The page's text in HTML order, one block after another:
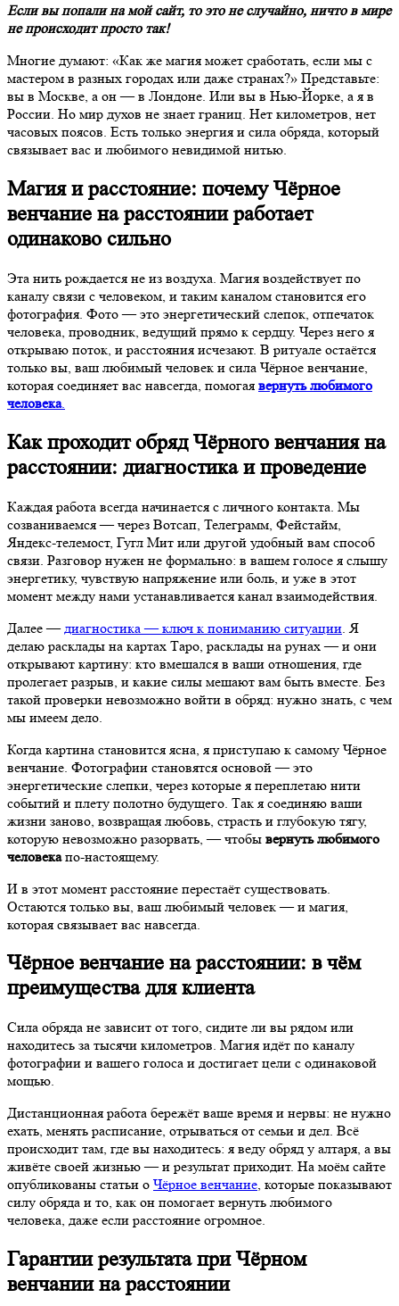
Если вы попали на мой сайт, то это не случайно, ничто в мире
не происходит просто так!
Многие думают: «Как же магия может сработать, если мы с
мастером в разных городах или даже странах?» Представьте:
вы в Москве, а он — в Лондоне. Или вы в Нью-Йорке, а я в
России. Но мир духов не знает границ. Нет километров, нет
часовых поясов. Есть только энергия и сила обряда, который
связывает вас и любимого невидимой нитью.
Магия и расстояние: почему Чёрное
венчание на расстоянии работает
одинаково сильно
Эта нить рождается не из воздуха. Магия воздействует по
каналу связи с человеком, и таким каналом становится его
фотография. Фото — это энергетический слепок, отпечаток
человека, проводник, ведущий прямо к сердцу. Через него я
открываю поток, и расстояния исчезают. В ритуале остаётся
только вы, ваш любимый человек и сила Чёрное венчание,
которая соединяет вас навсегда, помогая вернуть любимого
человека.
Как проходит обряд Чёрного венчания на
расстоянии: диагностика и проведение
Каждая работа всегда начинается с личного контакта. Мы
созваниваемся — через Вотсап, Телеграмм, Фейстайм,
Яндекс-телемост, Гугл Мит или другой удобный вам способ
связи. Разговор нужен не формально: в вашем голосе я слышу
энергетику, чувствую напряжение или боль, и уже в этот
момент между нами устанавливается канал взаимодействия.
Далее — диагностика — ключ к пониманию ситуации . Я
делаю расклады на картах Таро, расклады на рунах — и они
открывают картину: кто вмешался в ваши отношения, где
пролегает разрыв, и какие силы мешают вам быть вместе. Без
такой проверки невозможно войти в обряд: нужно знать, с чем
мы имеем дело.
Когда картина становится ясна, я приступаю к самому Чёрное
венчание. Фотографии становятся основой — это
энергетические слепки, через которые я переплетаю нити
событий и плету полотно будущего. Так я соединяю ваши
жизни заново, возвращая любовь, страсть и глубокую тягу,
которую невозможно разорвать, — чтобы вернуть любимого
человекапо-настоящему.
И в этот момент расстояние перестаёт существовать.
Остаются только вы, ваш любимый человек — и магия,
которая связывает вас навсегда.
Чёрное венчание на расстоянии: в чём
преимущества для клиента
Сила обряда не зависит от того, сидите ли вы рядом или
находитесь за тысячи километров. Магия идёт по каналу
фотографии и вашего голоса и достигает цели с одинаковой
мощью.
Дистанционная работа бережёт ваше время и нервы: не нужно
ехать, менять расписание, отрываться от семьи и дел. Всё
происходит там, где вы находитесь: я веду обряд у алтаря, а вы
живёте своей жизнью — и результат приходит. На моём сайте
опубликованы статьи о Чёрное венчание, которые показывают
силу обряда и то, как он помогает вернуть любимого
человека, даже если расстояние огромное.
Гарантии результата при Чёрном
венчании на расстоянии